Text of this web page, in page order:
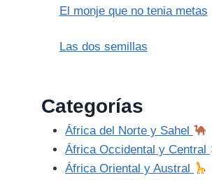
El monje que no tenia metas
Las dos semillas
Categorías
África del Norte y Sahel
África Occidental y Central
África Oriental y Austral